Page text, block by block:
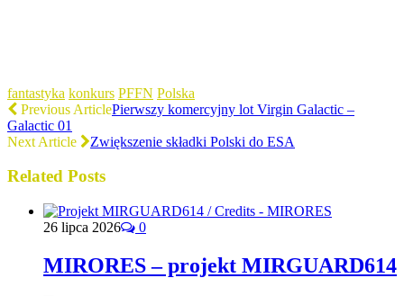
fantastyka konkurs PFFN Polska
Previous ArticlePierwszy komercyjny lot Virgin Galactic –
Galactic 01
Next Article
Zwiększenie składki Polski do ESA
Related Posts
26 lipca 2026 0
MIRORES – projekt MIRGUARD614